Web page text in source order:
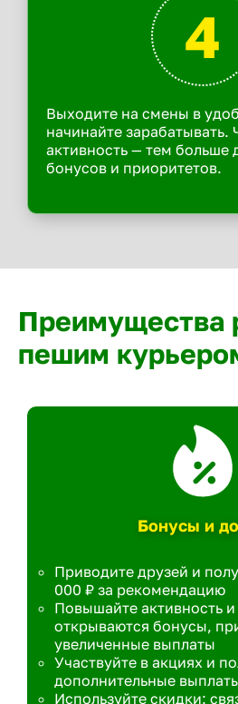
4
Выходите на смены в
начинайте
активность — тем больше
бонусов и приоритетов.
Преимущества
пешим
Бонусы и
Приводите друзей и
000 ₽ за рекомендацию
Повышайте активность
открываются бонусы,
увеличенные выплаты
Участвуйте в акциях и
дополнительные
Используйте скидки: